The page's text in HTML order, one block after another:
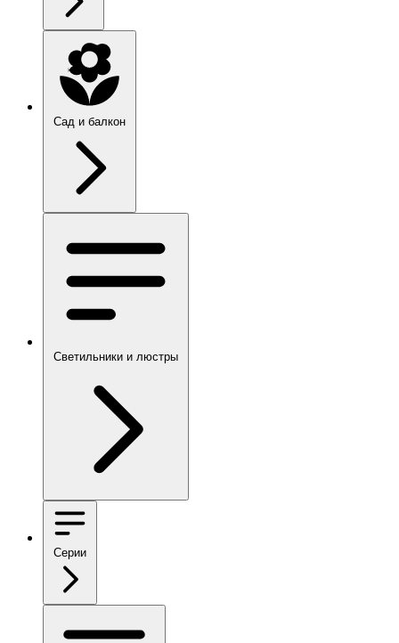
Сад и балкон
Светильники и люстры
Серии